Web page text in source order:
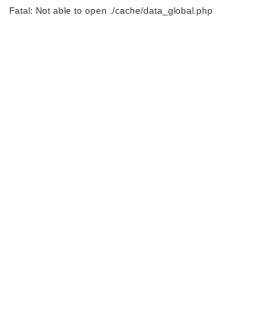
Fatal: Not able to open ./cache/data_global.php